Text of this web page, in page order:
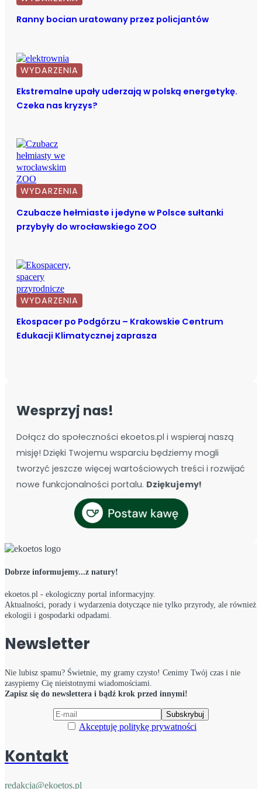
Ranny bocian uratowany przez policjantów
WYDARZENIA
Ekstremalne upały uderzają w polską energetykę.
Czeka nas kryzys?
WYDARZENIA
Czubacze hełmiaste i jedyne w Polsce sułtanki
przybyły do wrocławskiego ZOO
WYDARZENIA
Ekospacer po Podgórzu – Krakowskie Centrum
Edukacji Klimatycznej zaprasza
Wesprzyj nas!
Dołącz do społeczności ekoetos.pl i wspieraj naszą
misję! Dzięki Twojemu wsparciu będziemy mogli
tworzyć jeszcze więcej wartościowych treści i rozwijać
nowe funkcjonalności portalu. Dziękujemy!
Dobrze informujemy...z natury!
ekoetos.pl - ekologiczny portal informacyjny.
Aktualności, porady i wydarzenia dotyczące nie tylko przyrody, ale również
ekologii i gospodarki odpadami.
Newsletter
Nie lubisz spamu? Świetnie, my gramy czysto! Cenimy Twój czas i nie
zasypiemy Cię nieistotnymi wiadomościami.
Zapisz się do newslettera i bądź krok przed innymi!
Akceptuję politykę prywatności
Kontakt
redakcja@ekoetos.pl